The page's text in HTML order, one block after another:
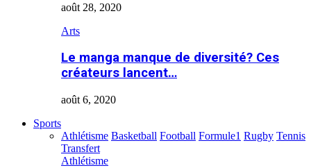
août 28, 2020
Arts
Le manga manque de diversité? Ces
créateurs lancent…
août 6, 2020
Sports
Athlétisme Basketball Football Formule1 Rugby Tennis
Transfert
Athlétisme